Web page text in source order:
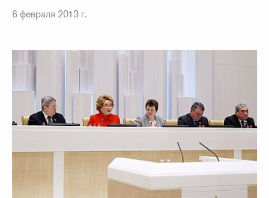
6 февраля 2013 г.